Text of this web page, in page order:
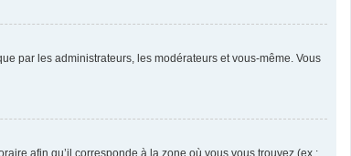
par les administrateurs, les modérateurs et vous-même. Vous
afin qu’il corresponde à la zone où vous vous trouvez (ex :